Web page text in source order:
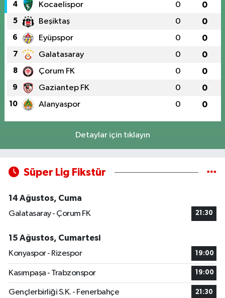
4 Kocaelispor 0 0
5 Beşiktaş 0 0
6 Eyüpspor 0 0
7 Galatasaray 0 0
8 Çorum FK 0 0
9 Gaziantep FK 0 0
10 Alanyaspor 0 0
Detaylar için tıklayın
Süper Lig Fikstür
14 Ağustos, Cuma
Galatasaray - Çorum FK
21:30
15 Ağustos, Cumartesi
Konyaspor - Rizespor
19:00
Kasımpaşa - Trabzonspor 19:00
Gençlerbirliği S.K. - Fenerbahçe 21:30